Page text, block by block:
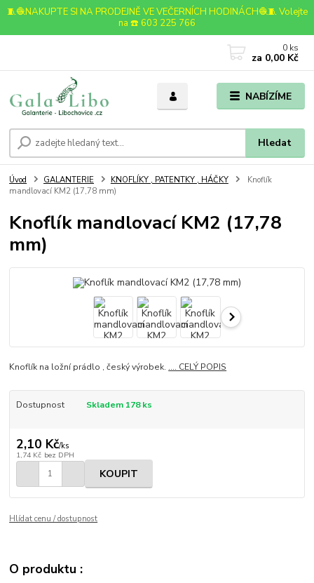
🧵🧶NAKUPTE SI NA PRODEJNĚ VE VEČERNÍCH HODINÁCH🧶🧵 Volejte
na ☎️ 603 225 766
NABÍZÍME
Hledat
0 ks
za 0,00 Kč
Úvod GALANTERIE KNOFLÍKY , PATENTKY , HÁČKY
Knoflík
mandlovací KM2 (17,78 mm)
Knoflík mandlovací KM2 (17,78
mm)
Knoflík na ložní prádlo , český výrobek. .... CELÝ POPIS
Dostupnost Skladem 178 ks
2,10 Kč/ks
1,74 Kč bez DPH
KOUPIT
Hlídat cenu / dostupnost
O produktu :